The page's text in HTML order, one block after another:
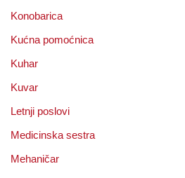
Konobarica
Kućna pomoćnica
Kuhar
Kuvar
Letnji poslovi
Medicinska sestra
Mehaničar